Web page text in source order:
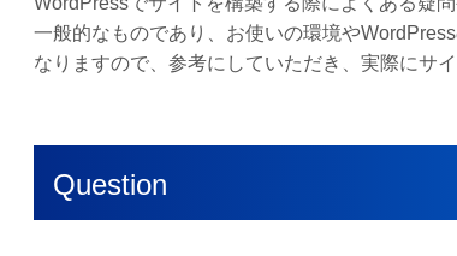
一般的なものであり、お使いの環境や
なりますので、参考にしていただき、実際にサ
Question